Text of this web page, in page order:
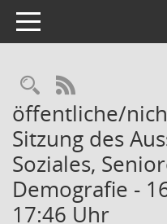
Toggle navigation
RSS-Feed
öffentliche/
Sitzung des
Soziales,
Demografie -
17:46 Uhr